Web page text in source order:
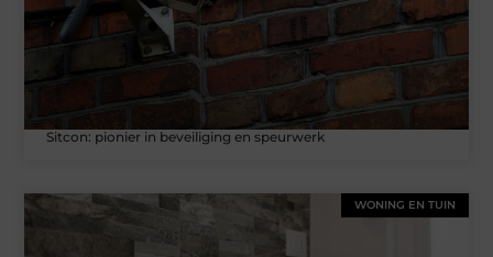
Sitcon: pionier in beveiliging en speurwerk
WONING EN TUIN